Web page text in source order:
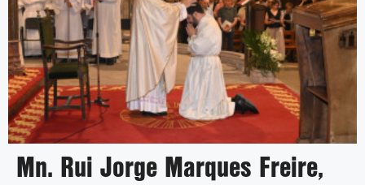
Mn. Rui Jorge Marques Freire,